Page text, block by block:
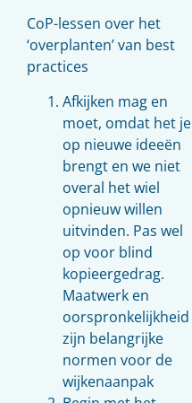
CoP-lessen over het
‘overplanten’ van best
practices
Afkijken mag en
moet, omdat het je
op nieuwe ideeën
brengt en we niet
overal het wiel
opnieuw willen
uitvinden. Pas wel
op voor blind
kopieergedrag.
Maatwerk en
oorspronkelijkheid
zijn belangrijke
normen voor de
wijkenaanpak